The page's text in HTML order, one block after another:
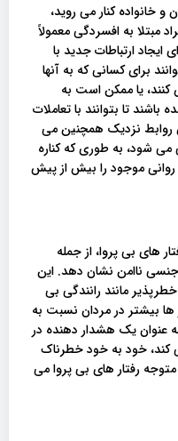
خانواده کنار می روید،
مبتلا به افسردگی معمولاً
ایجاد ارتباطات جدید با
برای کسانی که به آنها
یا ممکن است به
تا بتوانند با تعاملات
روابط نزدیک همچنین می
می شود، به طوری که کناره
موجود را بیش از پیش
های بی پروا، از جمله
ناامن نشان دهد. این
مانند رانندگی بی
ها بیشتر در مردان نسبت به
عنوان یک هشدار دهنده در
کند، خود به خود خطرناک
رفتار های بی پروا می